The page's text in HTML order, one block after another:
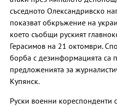
съседното Олександривско
показват обкръжение на
което съобщи руският
Герасимов на 21 октомври.
борба с дезинформацията са
предложенията за
Купянск.
Руски военни кореспонденти